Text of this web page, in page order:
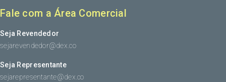
Fale com a Área Comercial
Seja Revendedor
sejarevendedor@dex.co
Seja Representante
sejarepresentante@dex.co